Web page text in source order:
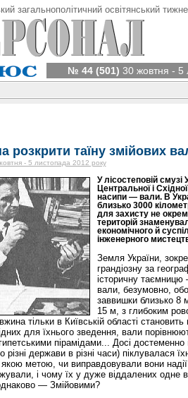
загальнополітичний освітянський
№ 44 (501) 30 жовтня - 5
розкрити таїну змійових
- 5 листопада 2012 року
У лісостеповій смузі
Центральної і
насипи — вали. В
близько 3000
для захисту не
територій
економічного й
інженерного
Земля України,
грандіозну за
історичну таємницю
вали, безумовно,
заввишки близько 8
15 м, з глибоким
тільки в Київській області
для їхнього зведення, вали
пірамідами... Досі
різні держави в різні часи) піклувалася
метою, чи виправдовували вони надії
і чому їх у дуже віддалених одне
— Змійовими?